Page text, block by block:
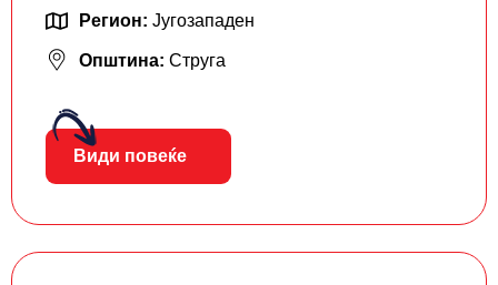
Регион: Југозападен
Општина: Струга
Види повеќе